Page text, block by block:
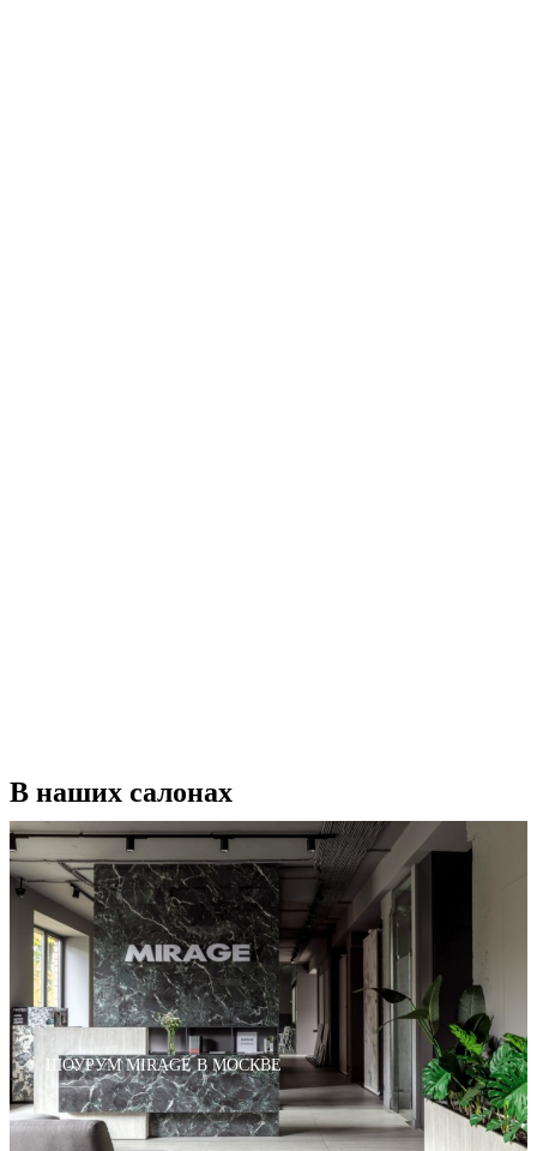
В наших салонах
ШОУРУМ MIRAGE В МОСКВЕ